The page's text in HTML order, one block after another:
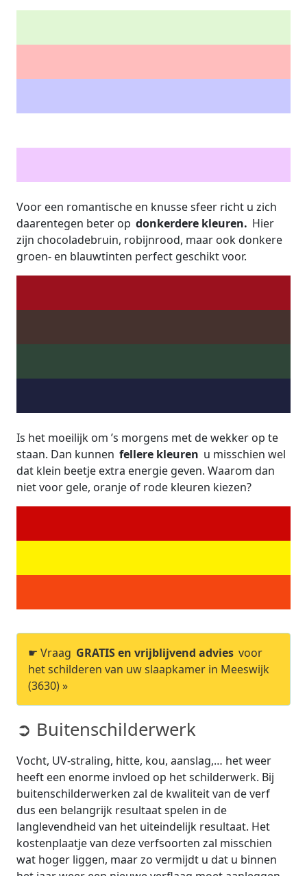
Voor een romantische en knusse sfeer richt u zich
daarentegen beter op donkerdere kleuren. Hier
zijn chocoladebruin, robijnrood, maar ook donkere
groen- en blauwtinten perfect geschikt voor.
Is het moeilijk om ’s morgens met de wekker op te
staan. Dan kunnen fellere kleuren u misschien wel
dat klein beetje extra energie geven. Waarom dan
niet voor gele, oranje of rode kleuren kiezen?
☛ Vraag GRATIS en vrijblijvend advies voor
het schilderen van uw slaapkamer in Meeswijk
(3630) »
➲ Buitenschilderwerk
Vocht, UV-straling, hitte, kou, aanslag,… het weer
heeft een enorme invloed op het schilderwerk. Bij
buitenschilderwerken zal de kwaliteit van de verf
dus een belangrijk resultaat spelen in de
langlevendheid van het uiteindelijk resultaat. Het
kostenplaatje van deze verfsoorten zal misschien
wat hoger liggen, maar zo vermijdt u dat u binnen